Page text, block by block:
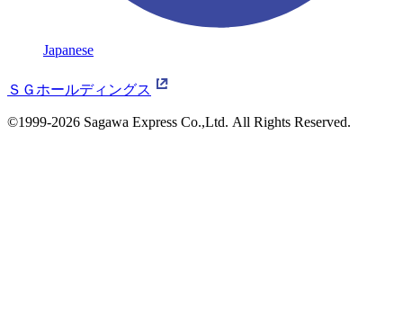
Japanese
ＳＧホールディングス
©1999-2026 Sagawa Express Co.,Ltd. All Rights Reserved.